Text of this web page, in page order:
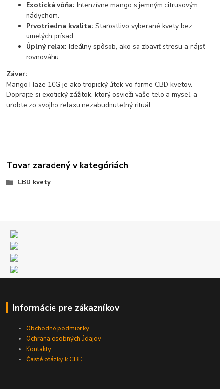
Exotická vôňa: Intenzívne mango s jemným citrusovým
nádychom.
Prvotriedna kvalita: Starostlivo vyberané kvety bez
umelých prísad.
Úplný relax: Ideálny spôsob, ako sa zbaviť stresu a nájsť
rovnováhu.
Záver:
Mango Haze 10G je ako tropický útek vo forme CBD kvetov.
Doprajte si exotický zážitok, ktorý osvieži vaše telo a myseľ, a
urobte zo svojho relaxu nezabudnuteľný rituál.
Tovar zaradený v kategóriách
CBD kvety
Informácie pre zákazníkov
Obchodné podmienky
Ochrana osobných údajov
Kontakty
Časté otázky k CBD